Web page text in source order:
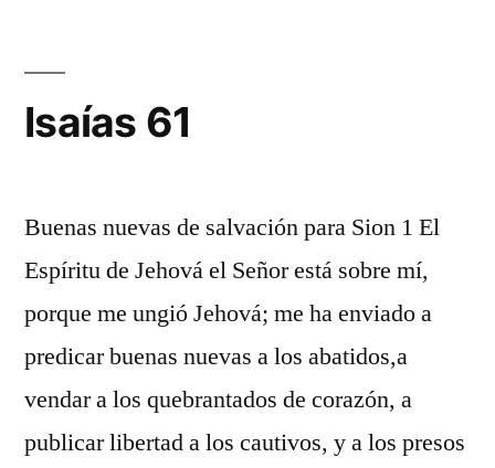
Isaías 61
Buenas nuevas de salvación para Sion 1 El
Espíritu de Jehová el Señor está sobre mí,
porque me ungió Jehová; me ha enviado a
predicar buenas nuevas a los abatidos,a
vendar a los quebrantados de corazón, a
publicar libertad a los cautivos, y a los presos